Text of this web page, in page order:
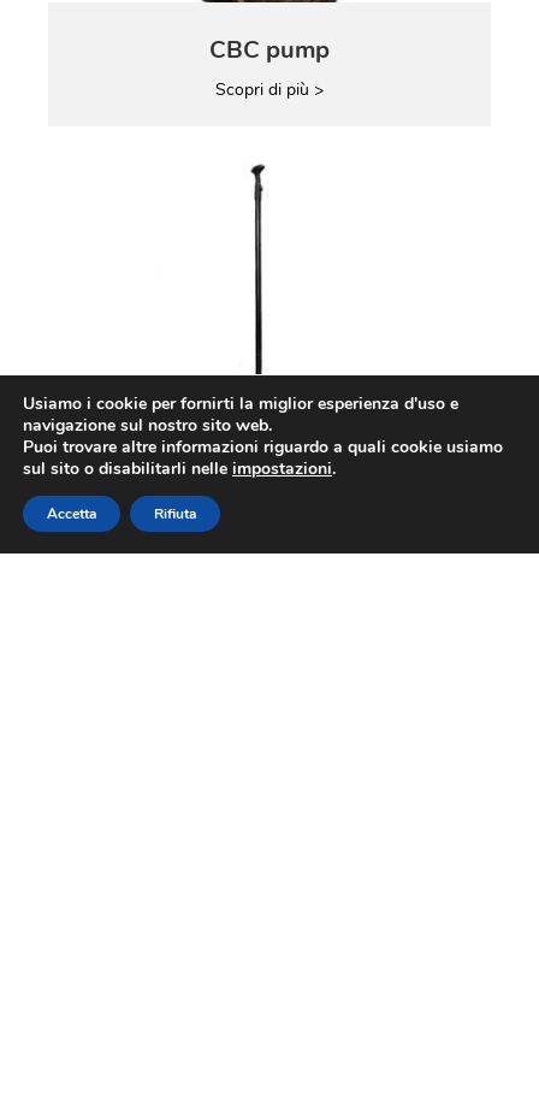
CBC pump
Scopri di più >
CBC 3pcs
Usiamo i cookie per fornirti la miglior esperienza d'uso e
navigazione sul nostro sito web.
Puoi trovare altre informazioni riguardo a quali cookie usiamo
sul sito o disabilitarli nelle impostazioni.
Accetta Rifiuta
Parla con Jacopo o Marco